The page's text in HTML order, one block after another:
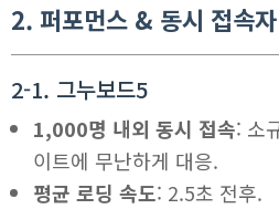
2. 퍼포먼스 & 동시 접속
2-1. 그누보드5
1,000명 내외 동시 접속: 소
이트에 무난하게 대응.
평균 로딩 속도: 2.5초 전후.